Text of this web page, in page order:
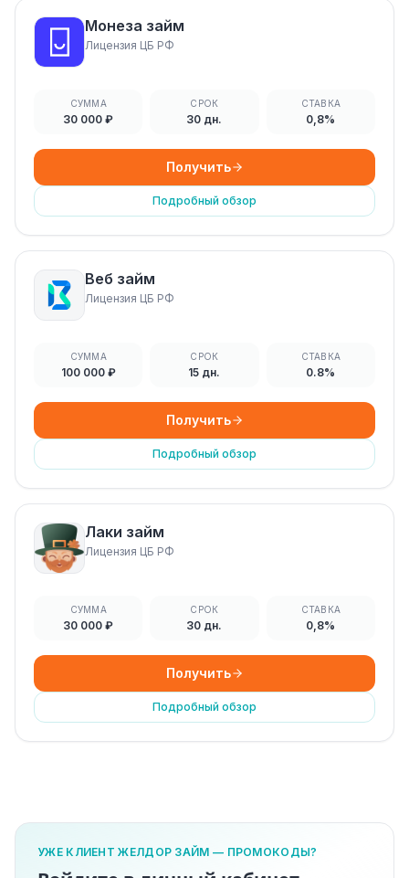
Монеза займ
Лицензия ЦБ РФ
СУММА
30 000 ₽
СРОК
30 дн.
СТАВКА
0,8%
Получить
Подробный обзор
Веб займ
Лицензия ЦБ РФ
СУММА
100 000 ₽
СРОК
15 дн.
СТАВКА
0.8%
Получить
Подробный обзор
Лаки займ
Лицензия ЦБ РФ
СУММА
30 000 ₽
СРОК
30 дн.
СТАВКА
0,8%
Получить
Подробный обзор
УЖЕ КЛИЕНТ ЖЕЛДОР ЗАЙМ — ПРОМОКОДЫ?